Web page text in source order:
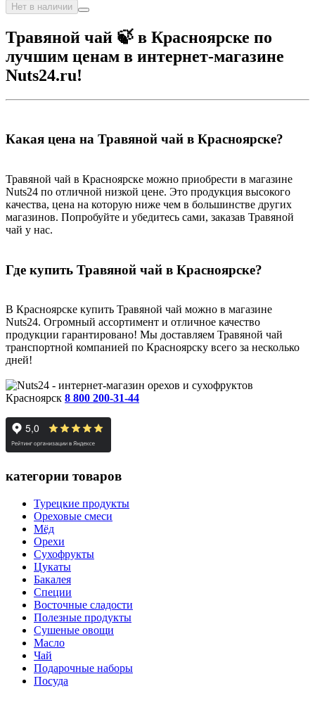
Нет в наличии
Травяной чай 🍃 в Красноярске по
лучшим ценам в интернет-магазине
Nuts24.ru!
Какая цена на Травяной чай в Красноярске?
Травяной чай в Красноярске можно приобрести в магазине
Nuts24 по отличной низкой цене. Это продукция высокого
качества, цена на которую ниже чем в большинстве других
магазинов. Попробуйте и убедитесь сами, заказав Травяной
чай у нас.
Где купить Травяной чай в Красноярске?
В Красноярске купить Травяной чай можно в магазине
Nuts24. Огромный ассортимент и отличное качество
продукции гарантировано! Мы доставляем Травяной чай
транспортной компанией по Красноярску всего за несколько
дней!
Красноярск 8 800 200-31-44
категории товаров
Турецкие продукты
Ореховые смеси
Мёд
Орехи
Сухофрукты
Цукаты
Бакалея
Специи
Восточные сладости
Полезные продукты
Сушеные овощи
Масло
Чай
Подарочные наборы
Посуда